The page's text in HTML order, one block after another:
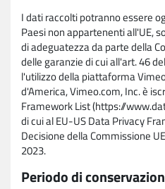
I dati raccolti potranno essere
Paesi non appartenenti all'UE,
di adeguatezza da parte della
delle garanzie di cui all'art. 46
l'utilizzo della piattaforma
d'America, Vimeo.com, Inc. è
Framework List (https://
di cui al EU-US Data Privacy
Decisione della Commissione
2023.
Periodo di